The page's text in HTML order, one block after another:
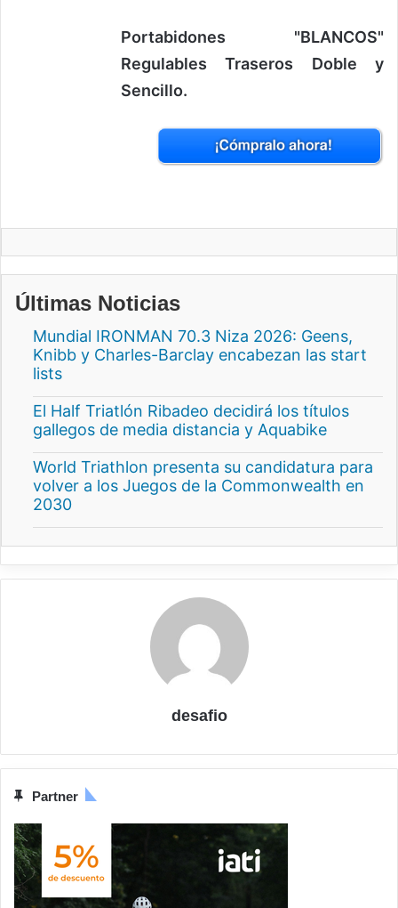
Portabidones "BLANCOS"
Regulables Traseros Doble y
Sencillo.
Últimas Noticias
Mundial IRONMAN 70.3 Niza 2026: Geens,
Knibb y Charles-Barclay encabezan las start
lists
El Half Triatlón Ribadeo decidirá los títulos
gallegos de media distancia y Aquabike
World Triathlon presenta su candidatura para
volver a los Juegos de la Commonwealth en
2030
desafio
Partner